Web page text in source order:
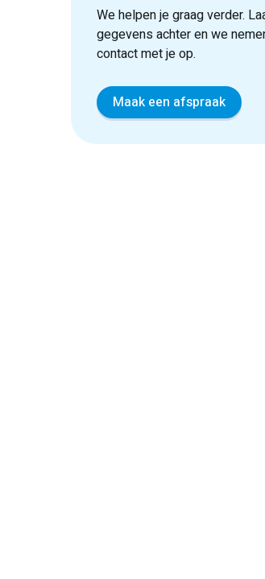
We helpen je graag verder.
gegevens achter en we
contact met je op.
Maak een afspraak